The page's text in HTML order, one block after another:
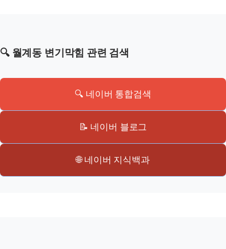
🔍 월계동 변기막힘 관련 검색
🔍 네이버 통합검색
📝 네이버 블로그
🌐 네이버 지식백과